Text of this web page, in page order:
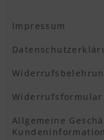
Impressum
Widerrufsformular
Allgemeine